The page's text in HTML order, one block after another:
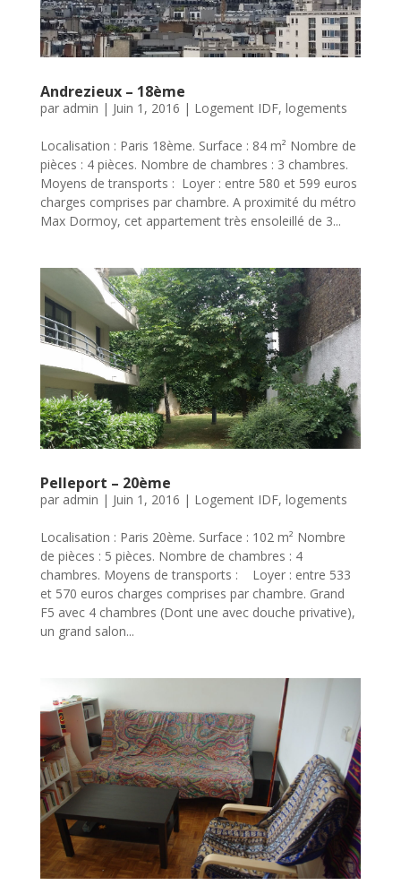
Andrezieux – 18ème
par admin | Juin 1, 2016 | Logement IDF, logements
Localisation : Paris 18ème. Surface : 84 m² Nombre de
pièces : 4 pièces. Nombre de chambres : 3 chambres.
Moyens de transports : Loyer : entre 580 et 599 euros
charges comprises par chambre. A proximité du métro
Max Dormoy, cet appartement très ensoleillé de 3...
Pelleport – 20ème
par admin | Juin 1, 2016 | Logement IDF, logements
Localisation : Paris 20ème. Surface : 102 m² Nombre
de pièces : 5 pièces. Nombre de chambres : 4
chambres. Moyens de transports : Loyer : entre 533
et 570 euros charges comprises par chambre. Grand
F5 avec 4 chambres (Dont une avec douche privative),
un grand salon...